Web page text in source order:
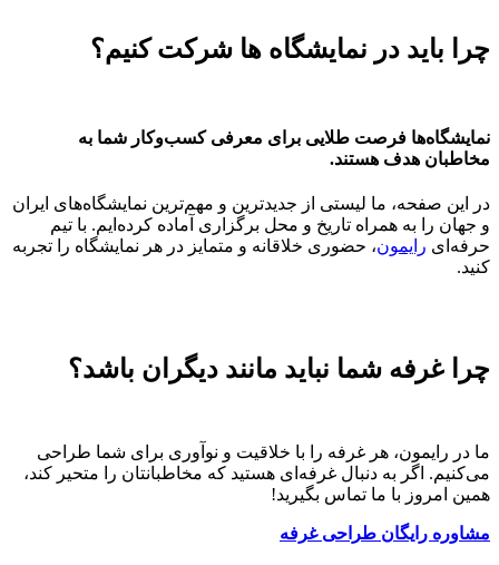
چرا باید در نمایشگاه ها شرکت کنیم؟
نمایشگاه‌ها فرصت طلایی برای معرفی کسب‌وکار شما به
مخاطبان هدف هستند.
در این صفحه، ما لیستی از جدیدترین و مهم‌ترین نمایشگاه‌های ایران
و جهان را به همراه تاریخ و محل برگزاری آماده کرده‌ایم. با تیم
حرفه‌ای رایمون، حضوری خلاقانه و متمایز در هر نمایشگاه را تجربه
کنید.
چرا غرفه شما نباید مانند دیگران باشد؟
ما در رایمون، هر غرفه را با خلاقیت و نوآوری برای شما طراحی
می‌کنیم. اگر به دنبال غرفه‌ای هستید که مخاطبانتان را متحیر کند،
همین امروز با ما تماس بگیرید!
مشاوره رایگان طراحی غرفه